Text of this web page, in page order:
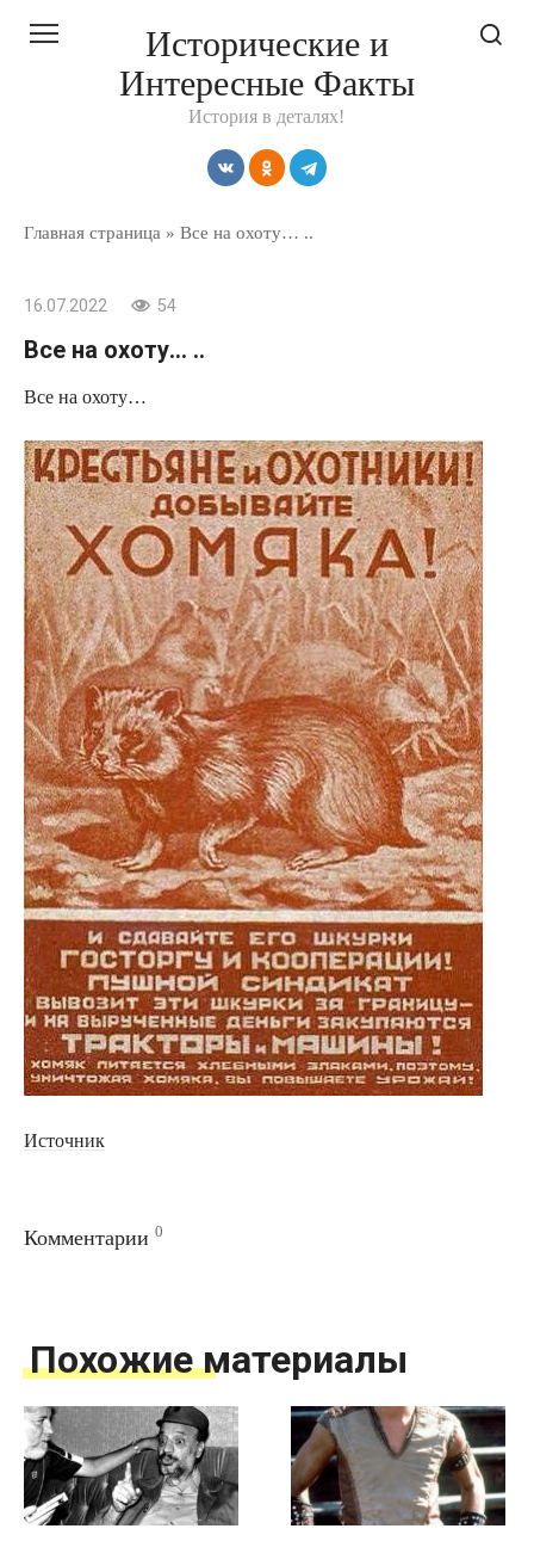
Исторические и
Интересные Факты
История в деталях!
Главная страница » Все на охоту… ..
16.07.2022 54
Все на охоту… ..
Все на охоту…
Источник
Комментарии 0
Похожие материалы